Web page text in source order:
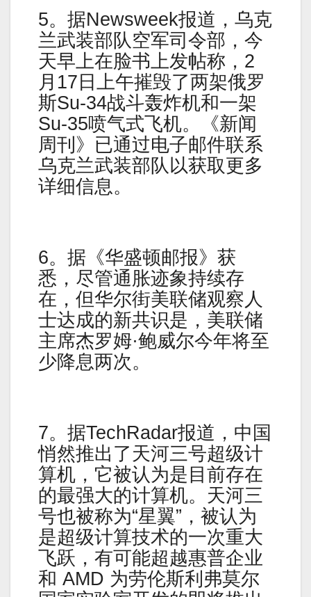
5。据Newsweek报道，乌克
兰武装部队空军司令部，今
天早上在脸书上发帖称，2
月17日上午摧毁了两架俄罗
斯Su-34战斗轰炸机和一架
Su-35喷气式飞机。《新闻
周刊》已通过电子邮件联系
乌克兰武装部队以获取更多
详细信息。
6。据《华盛顿邮报》获
悉，尽管通胀迹象持续存
在，但华尔街美联储观察人
士达成的新共识是，美联储
主席杰罗姆·鲍威尔今年将至
少降息两次。
7。据TechRadar报道，中国
悄然推出了天河三号超级计
算机，它被认为是目前存在
的最强大的计算机。天河三
号也被称为“星翼”，被认为
是超级计算技术的一次重大
飞跃，有可能超越惠普企业
和 AMD 为劳伦斯利弗莫尔